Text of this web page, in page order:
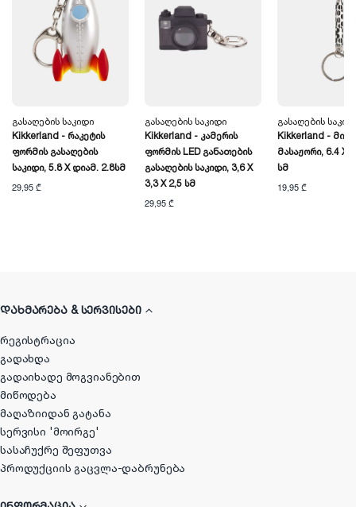
Გასაღების Საკიდი
Kikkerland - Რაკეტის
Ფორმის Გასაღების
Საკიდი, 5.8 X Დიამ. 2.8სმ
29,95 ₾
Გასაღების Საკიდი
Kikkerland - Კამერის
Ფორმის LED Განათების
Გასაღების Საკიდი, 3,6 X
3,3 X 2,5 Სმ
29,95 ₾
Გასაღების
Kikkerland -
Მასაჟორი, 6.4 X
Სმ
19,95 ₾
ᲓᲐᲮᲛᲐᲠᲔᲑᲐ & ᲡᲔᲠᲕᲘᲡᲔᲑᲘ
რეგისტრაცია
გადახდა
გადაიხადე მოგვიანებით
მიწოდება
მაღაზიიდან გატანა
სერვისი 'მოირგე'
სასაჩუქრე შეფუთვა
პროდუქციის გაცვლა-დაბრუნება